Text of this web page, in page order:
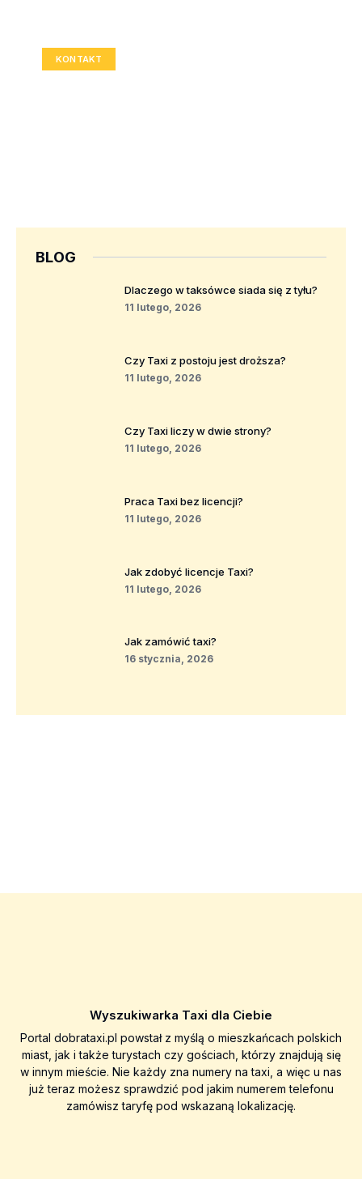
KONTAKT
BLOG
Dlaczego w taksówce siada się z tyłu?
11 lutego, 2026
Czy Taxi z postoju jest droższa?
11 lutego, 2026
Czy Taxi liczy w dwie strony?
11 lutego, 2026
Praca Taxi bez licencji?
11 lutego, 2026
Jak zdobyć licencje Taxi?
11 lutego, 2026
Jak zamówić taxi?
16 stycznia, 2026
Wyszukiwarka Taxi dla Ciebie
Portal dobrataxi.pl powstał z myślą o mieszkańcach polskich
miast, jak i także turystach czy gościach, którzy znajdują się
w innym mieście. Nie każdy zna numery na taxi, a więc u nas
już teraz możesz sprawdzić pod jakim numerem telefonu
zamówisz taryfę pod wskazaną lokalizację.